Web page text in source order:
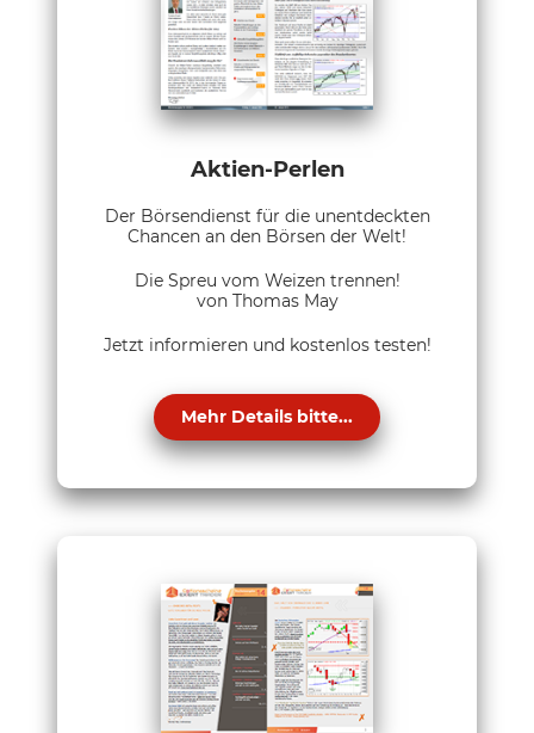
Aktien-Perlen
Der Börsendienst für die unentdeckten
Chancen an den Börsen der Welt!
Die Spreu vom Weizen trennen!
von Thomas May
Jetzt informieren und kostenlos testen!
Mehr Details bitte...